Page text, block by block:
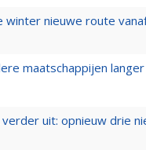
winter nieuwe route
maatschappijen
uit: opnieuw drie